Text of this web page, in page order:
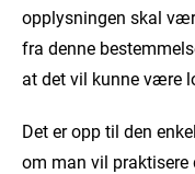
opplysningen skal
fra denne
at det vil kunne være
Det er opp til den
om man vil